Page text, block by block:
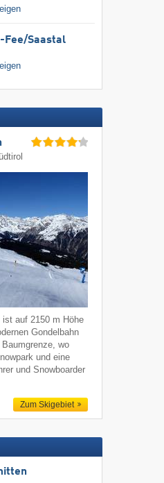
Fee/​Saastal
auf 2150 m Höhe
Gondelbahn
wo
und eine
und Snowboarder
Zum Skigebiet